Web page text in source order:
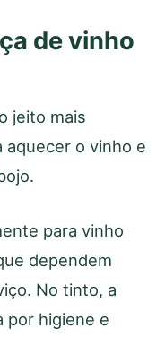
de vinho
jeito mais
aquecer o vinho e
para vinho
dependem
No tinto, a
por higiene e